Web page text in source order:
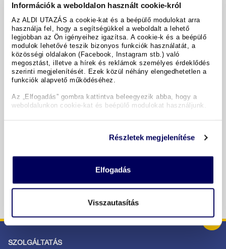
Információk a weboldalon használt cookie-król
Az ALDI UTAZÁS a cookie-kat és a beépülő modulokat arra
használja fel, hogy a segítségükkel a weboldalt a lehető
legjobban az Ön igényeihez igazítsa. A cookie-k és a beépülő
modulok lehetővé teszik bizonyos funkciók használatát, a
közösségi oldalakon (Facebook, Instagram stb.) való
megosztást, illetve a hírek és reklámok személyes érdeklődés
szerinti megjelenítését. Ezek közül néhány elengedhetetlen a
funkciók alapvető működéséhez.
Az „Elfogadás” gombra kattintva beleegyezik abba, hogy a
weboldalunkon cookie-kat és beépülő modulokat használjunk.
Részletek megjelenítése
Elfogadás
Visszautasítás
Felszereltség és tények
A hotel részletei
Időpontok & árak
BIZTONSÁGOS RENDELÉS ÉS FIZETÉS
SZOLGÁLTATÁS